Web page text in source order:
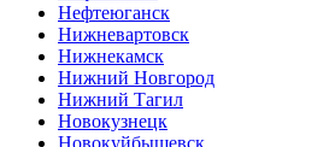
Нефтеюганск
Нижневартовск
Нижнекамск
Нижний Новгород
Нижний Тагил
Новокузнецк
Новокуйбышевск